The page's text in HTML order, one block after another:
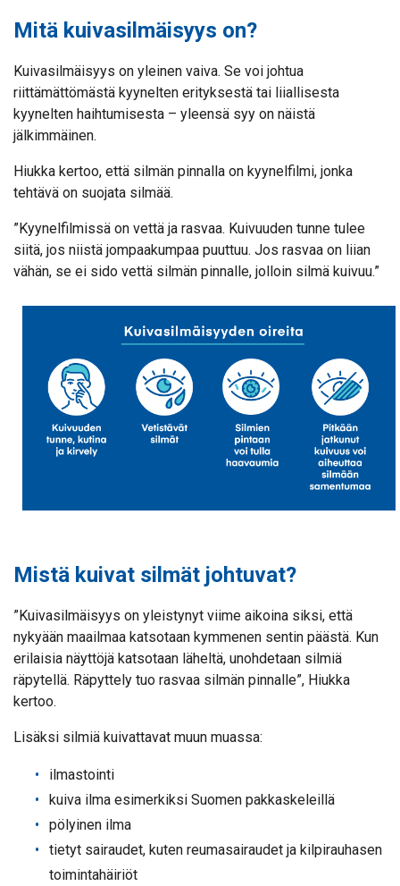
Mitä kuivasilmäisyys on?
Kuivasilmäisyys on yleinen vaiva. Se voi johtua
riittämättömästä kyynelten erityksestä tai liiallisesta
kyynelten haihtumisesta – yleensä syy on näistä
jälkimmäinen.
Hiukka kertoo, että silmän pinnalla on kyynelfilmi, jonka
tehtävä on suojata silmää.
”Kyynelfilmissä on vettä ja rasvaa. Kuivuuden tunne tulee
siitä, jos niistä jompaakumpaa puuttuu. Jos rasvaa on liian
vähän, se ei sido vettä silmän pinnalle, jolloin silmä kuivuu.”
Mistä kuivat silmät johtuvat?
”Kuivasilmäisyys on yleistynyt viime aikoina siksi, että
nykyään maailmaa katsotaan kymmenen sentin päästä. Kun
erilaisia näyttöjä katsotaan läheltä, unohdetaan silmiä
räpytellä. Räpyttely tuo rasvaa silmän pinnalle”, Hiukka
kertoo.
Lisäksi silmiä kuivattavat muun muassa:
ilmastointi
kuiva ilma esimerkiksi Suomen pakkaskeleillä
pölyinen ilma
tietyt sairaudet, kuten reumasairaudet ja kilpirauhasen
toimintahäiriöt